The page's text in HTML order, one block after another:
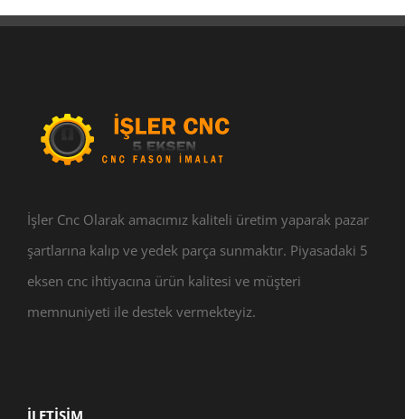
İşler Cnc Olarak amacımız kaliteli üretim yaparak pazar
şartlarına kalıp ve yedek parça sunmaktır. Piyasadaki 5
eksen cnc ihtiyacına ürün kalitesi ve müşteri
memnuniyeti ile destek vermekteyiz.
İLETIŞIM